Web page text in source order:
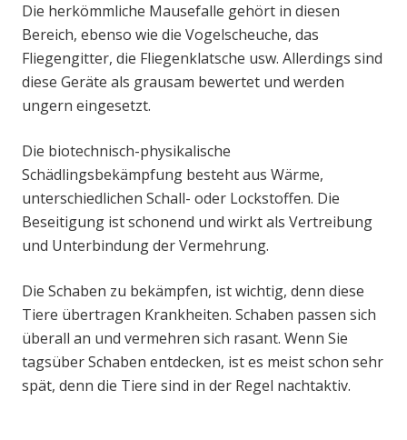
Die herkömmliche Mausefalle gehört in diesen
Bereich, ebenso wie die Vogelscheuche, das
Fliegengitter, die Fliegenklatsche usw. Allerdings sind
diese Geräte als grausam bewertet und werden
ungern eingesetzt.
Die biotechnisch-physikalische
Schädlingsbekämpfung besteht aus Wärme,
unterschiedlichen Schall- oder Lockstoffen. Die
Beseitigung ist schonend und wirkt als Vertreibung
und Unterbindung der Vermehrung.
Die Schaben zu bekämpfen, ist wichtig, denn diese
Tiere übertragen Krankheiten. Schaben passen sich
überall an und vermehren sich rasant. Wenn Sie
tagsüber Schaben entdecken, ist es meist schon sehr
spät, denn die Tiere sind in der Regel nachtaktiv.